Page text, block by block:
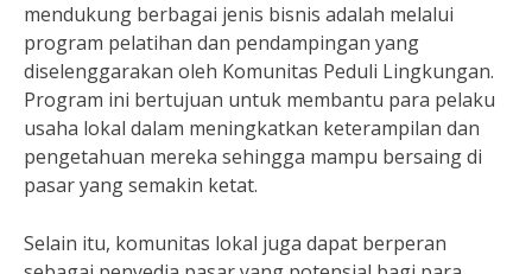
mendukung berbagai jenis bisnis adalah melalui
program pelatihan dan pendampingan yang
diselenggarakan oleh Komunitas Peduli Lingkungan.
Program ini bertujuan untuk membantu para pelaku
usaha lokal dalam meningkatkan keterampilan dan
pengetahuan mereka sehingga mampu bersaing di
pasar yang semakin ketat.
Selain itu, komunitas lokal juga dapat berperan